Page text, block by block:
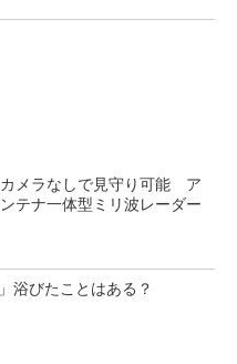
カメラなしで見守り可能 ア
ンテナ一体型ミリ波レーダー
浴びたことはある？